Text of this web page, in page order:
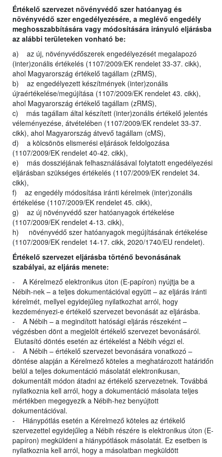
Értékelő szervezet növényvédő szer hatóanyag és
növényvédő szer engedélyezésére, a meglévő engedély
meghosszabbítására vagy módosítására irányuló eljárásba
az alábbi területeken vonható be:
a) az új, növényvédőszerek engedélyezését megalapozó
(inter)zonális értékelés (1107/2009/EK rendelet 33-37. cikk),
ahol Magyarország értékelő tagállam (zRMS),
b) az engedélyezett készítmények (inter)zonális
újraértékelése/megújítása (1107/2009/EK rendelet 43. cikk),
ahol Magyarország értékelő tagállam (zRMS),
c) más tagállam által készített (inter)zonális értékelő jelentés
véleményezése, átvételében (1107/2009/EK rendelet 33-37.
cikk), ahol Magyarország átvevő tagállam (cMS),
d) a kölcsönös elismerési eljárások feldolgozása
(1107/2009/EK rendelet 40-42. cikk),
e) más dossziéjának felhasználásával folytatott engedélyezési
eljárásban szükséges értékelés (1107/2009/EK rendelet 34.
cikk),
f) az engedély módosítása iránti kérelmek (inter)zonális
értékelése (1107/2009/EK rendelet 45. cikk),
g) az új növényvédő szer hatóanyagok értékelése
(1107/2009/EK rendelet 4-13. cikk),
h) növényvédő szer hatóanyagok megújításának értékelése
(1107/2009/EK rendelet 14-17. cikk, 2020/1740/EU rendelet).
Értékelő szervezet eljárásba történő bevonásának
szabályai, az eljárás menete:
- A Kérelmező elektronikus úton (E-papíron) nyújtja be a
Nébih-nek – a teljes dokumentációval együtt – az eljárás iránti
kérelmét, mellyel egyidejűleg nyilatkozhat arról, hogy
kezdeményezi-e értékelő szervezet bevonását az eljárásba.
- A Nébih – a megindított hatósági eljárás részeként –
végzésben dönt a megjelölt értékelő szervezet bevonásáról.
Elutasító döntés esetén az értékelést a Nébih végzi el.
- A Nébih – értékelő szervezet bevonására vonatkozó –
döntése alapján a Kérelmező köteles a meghatározott határidőn
belül a teljes dokumentáció másolatát elektronikusan,
dokumentált módon átadni az értékelő szervezetnek. Továbbá
nyilatkoznia kell arról, hogy a dokumentáció másolata teljes
mértékben megegyezik a Nébih-hez benyújtott
dokumentációval.
- Hiánypótlás esetén a Kérelmező köteles az értékelő
szervezettel egyidejűleg a Nébih részére is elektronikus úton (E-
papíron) megküldeni a hiánypótlások másolatát. Ez esetben is
nyilatkoznia kell arról, hogy a másolatban megküldött